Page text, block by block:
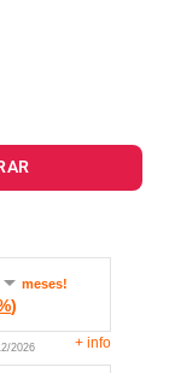
meses!
)
2026 + info